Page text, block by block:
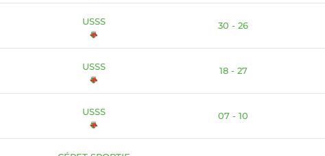
USSS 30 - 26
USSS 18 - 27
USSS 07 - 10